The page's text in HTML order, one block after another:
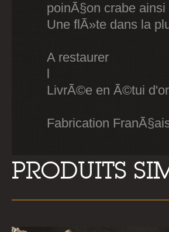
poinÃ§on crabe
Une flÃ»te dans la
A restaurer
l
LivrÃ©e en Ã©tui
Fabrication
PRODUITS